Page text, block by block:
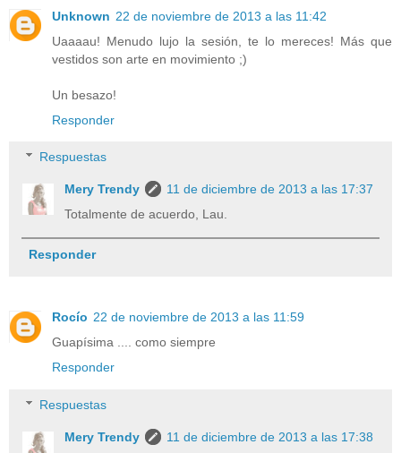
Unknown 22 de noviembre de 2013 a las 11:42
Uaaaau! Menudo lujo la sesión, te lo mereces! Más que
vestidos son arte en movimiento ;)
Un besazo!
Responder
Respuestas
Mery Trendy
11 de diciembre de 2013 a las 17:37
Totalmente de acuerdo, Lau.
Responder
Rocío 22 de noviembre de 2013 a las 11:59
Guapísima .... como siempre
Responder
Respuestas
Mery Trendy
11 de diciembre de 2013 a las 17:38